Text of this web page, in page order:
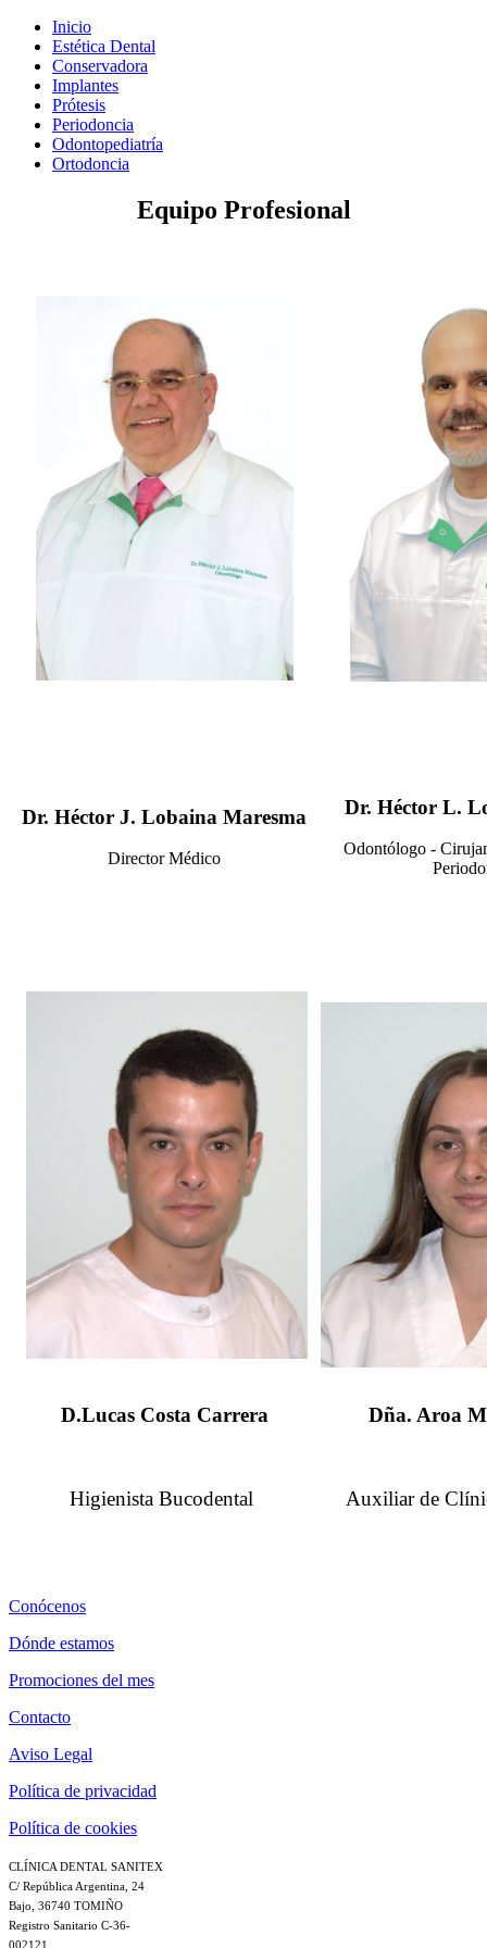
Inicio
Estética Dental
Conservadora
Implantes
Prótesis
Periodoncia
Odontopediatría
Ortodoncia
Equipo Profesional
Dr. Héctor J. Lobaina Maresma
Director Médico
Dr. Héctor L.
Odontólogo -
D.Lucas Costa Carrera
Higienista Bucodental
Dña. Aroa
Auxiliar de
Conócenos
Dónde estamos
Promociones del mes
Contacto
Aviso Legal
Política de privacidad
Política de cookies
CLÍNICA DENTAL SANITEX
C/ República Argentina, 24
Bajo, 36740 TOMIÑO
Registro Sanitario C-36-
002121